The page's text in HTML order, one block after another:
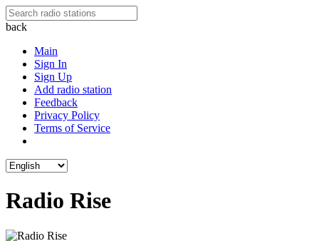
back
Main
Sign In
Sign Up
Add radio station
Feedback
Privacy Policy
Terms of Service
Radio Rise